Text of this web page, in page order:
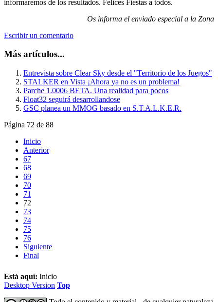
informaremos de los resultados. Felices Fiestas a todos.
Os informa el enviado especial a la Zona
Escribir un comentario
Más artículos...
Entrevista sobre Clear Sky desde el "Territorio de los Juegos"
STALKER en Vista ¡Ahora ya no es un problema!
Parche 1.0006 BETA. Una realidad para pocos
Float32 seguirá desarrollandose
GSC planea un MMOG basado en S.T.A.L.K.E.R.
Página 72 de 88
Inicio
Anterior
67
68
69
70
71
72
73
74
75
76
Siguiente
Final
Está aquí: Inicio
Desktop Version Top